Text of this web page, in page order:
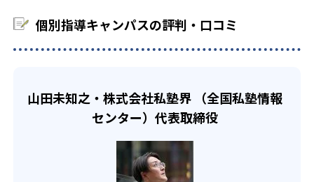
合格までの道のりをサポートしている。
市川中学校 - 栄東中学校 -
金蘭千里中学校 - 大阪桐蔭中学校 -
-
県立守山中学校 -
-
個別指導キャンパスの評判・口コミ
山田未知之・株式会社私塾界 （全国私塾情報
センター）代表取締役